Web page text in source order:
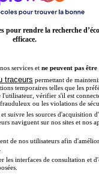
pour rendre la recherche
efficace.
services et ne peuvent pas être
traceurs permettant de
temporaires telles que les
vérifier s'il est
ou les violations de
suivre les sources d'acquisition
naviguent sur nos sites et nos
de nos utilisateurs afin
les interfaces de consultation et